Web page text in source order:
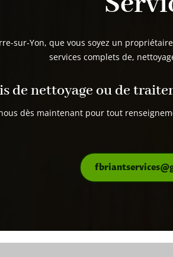
sur-Yon, que vous soyez un
services complets de,
de nettoyage ou de
dès maintenant pour tout